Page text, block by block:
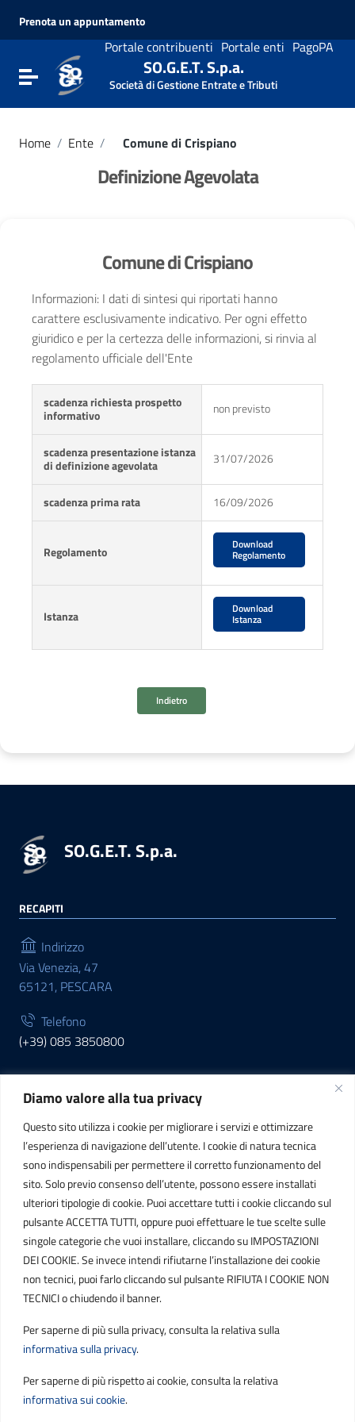
Diamo valore alla tua privacy
Questo sito utilizza i cookie per migliorare i servizi e ottimizzare
l’esperienza di navigazione dell’utente. I cookie di natura tecnica
sono indispensabili per permettere il corretto funzionamento del
sito. Solo previo consenso dell’utente, possono essere installati
ulteriori tipologie di cookie. Puoi accettare tutti i cookie cliccando sul
pulsante ACCETTA TUTTI, oppure puoi effettuare le tue scelte sulle
singole categorie che vuoi installare, cliccando su IMPOSTAZIONI
DEI COOKIE. Se invece intendi rifiutarne l’installazione dei cookie
non tecnici, puoi farlo cliccando sul pulsante RIFIUTA I COOKIE NON
TECNICI o chiudendo il banner.
Per saperne di più sulla privacy, consulta la relativa sulla
informativa sulla privacy.
Per saperne di più rispetto ai cookie, consulta la relativa
informativa sui cookie.
Vai al menu di navigazione
Prenota un appuntamento
Portale contribuenti Portale enti PagoPA
Attiva / disattiva la navigazione
SO.G.E.T. S.p.a.
Società di Gestione Entrate e Tributi
Home / Ente / Comune di Crispiano
Definizione Agevolata
Comune di Crispiano
Informazioni: I dati di sintesi qui riportati hanno
carattere esclusivamente indicativo. Per ogni effetto
giuridico e per la certezza delle informazioni, si rinvia al
regolamento ufficiale dell'Ente
scadenza richiesta prospetto
informativo non previsto
scadenza presentazione istanza
di definizione agevolata 31/07/2026
scadenza prima rata 16/09/2026
Regolamento Download
Regolamento
Istanza Download
Istanza
Indietro
SO.G.E.T. S.p.a.
RECAPITI
Indirizzo
Via Venezia, 47
65121, PESCARA
Telefono
(+39) 085 3850800
INFORMAZIONI
C.F. / P.IVA
IT01807790686
POSTA ELETTRONICA
PEC
protocollo.sogetspa@pec.it
contribuenti@sogetspa.it
SEGUICI SU